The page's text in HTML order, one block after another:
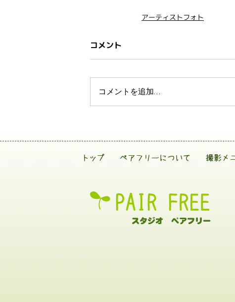
アーティストフォト
コメント
コメントを追加…
トップ ペアフリーについて 撮影メ